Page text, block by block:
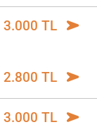
3.000 TL
2.800 TL
3.000 TL